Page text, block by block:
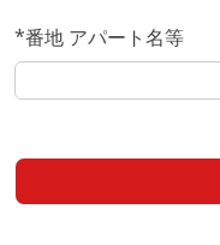
*番地 アパート名等